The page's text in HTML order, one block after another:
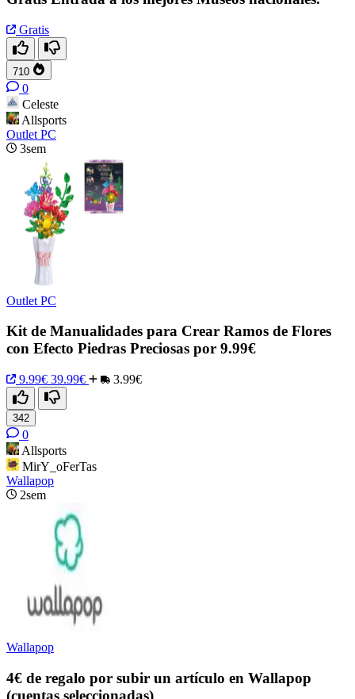
Gratis
710
0
Celeste
Allsports
Outlet PC
3sem
Outlet PC
Kit de Manualidades para Crear Ramos de Flores
con Efecto Piedras Preciosas por 9.99€
9.99€ 39.99€ 3.99€
342
0
Allsports
MirY_oFerTas
Wallapop
2sem
Wallapop
4€ de regalo por subir un artículo en Wallapop
(cuentas seleccionadas)